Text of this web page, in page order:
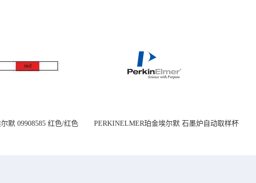
默 09908585 红色/红色
PERKINELMER珀金埃尔默 石墨炉自动取样杯